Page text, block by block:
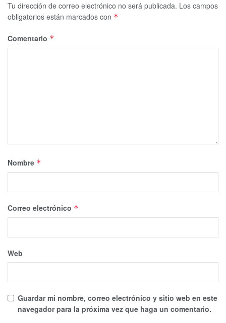
Tu dirección de correo electrónico no será publicada. Los campos
obligatorios están marcados con *
Comentario *
Nombre *
Correo electrónico *
Web
Guardar mi nombre, correo electrónico y sitio web en este
navegador para la próxima vez que haga un comentario.